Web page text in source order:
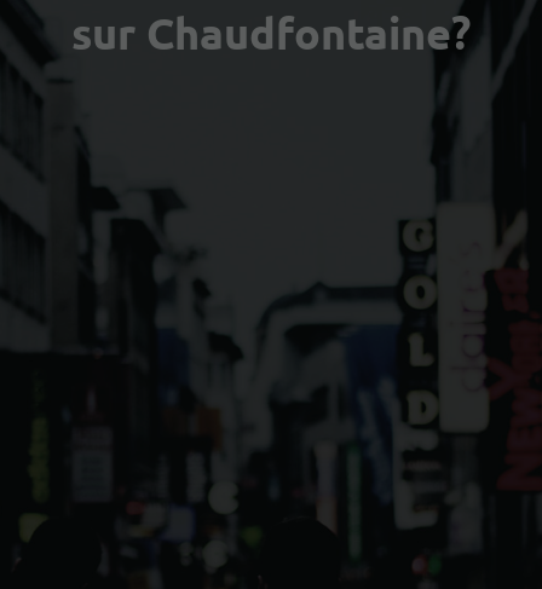
Choisir ma localisation
sur Chaudfontaine?